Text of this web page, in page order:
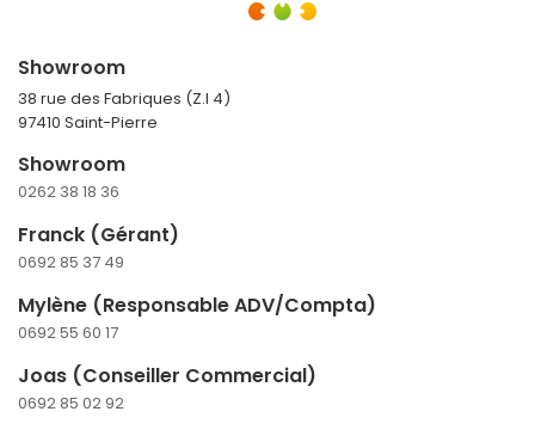
Showroom
38 rue des Fabriques (Z.I 4)
97410 Saint-Pierre
Showroom
0262 38 18 36
Franck (Gérant)
0692 85 37 49
Mylène (Responsable ADV/Compta)
0692 55 60 17
Joas (Conseiller Commercial)
0692 85 02 92